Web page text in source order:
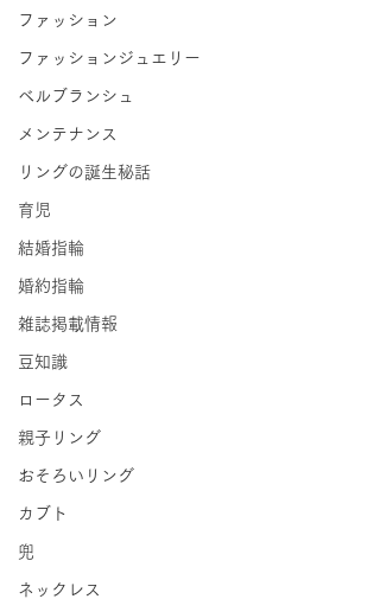
ファッション
ファッションジュエリー
ベルブランシュ
メンテナンス
リングの誕生秘話
育児
結婚指輪
婚約指輪
雑誌掲載情報
豆知識
ロータス
親子リング
おそろいリング
カブト
兜
ネックレス